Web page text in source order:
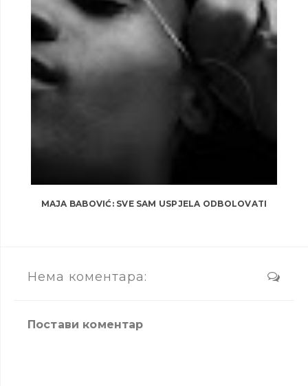
MAJA BABOVIĆ: SVE SAM USPJELA ODBOLOVATI
Нема коментара:
Постави коментар